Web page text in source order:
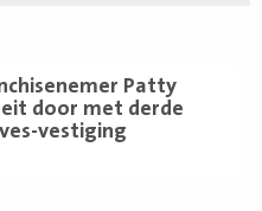
Patty
door met derde
vestiging